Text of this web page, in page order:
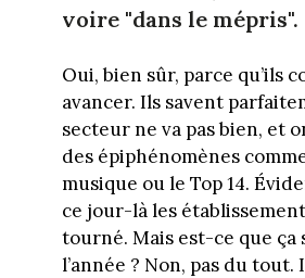
voire "dans le mépris".
Oui, bien sûr, parce qu’ils
avancer. Ils savent
secteur ne va pas bien, et
des épiphénomènes
musique ou le Top 14.
ce jour-là les
tourné. Mais est-ce que ça
l’année ? Non, pas du